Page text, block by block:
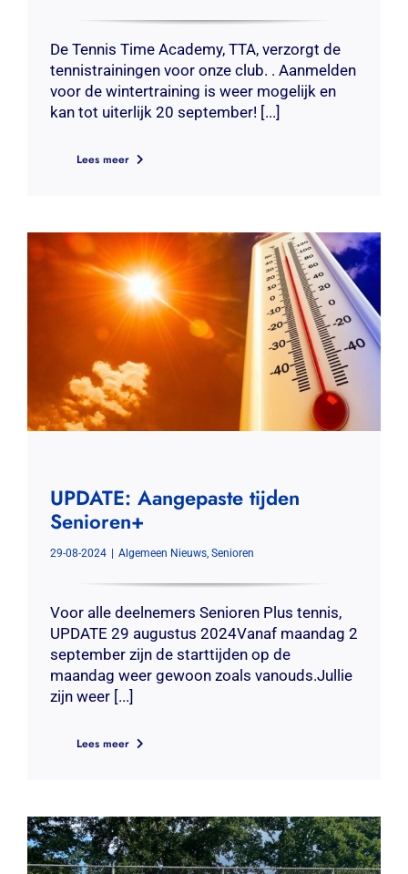
De Tennis Time Academy, TTA, verzorgt de
tennistrainingen voor onze club. . Aanmelden
voor de wintertraining is weer mogelijk en
kan tot uiterlijk 20 september! [...]
Lees meer
UPDATE: Aangepaste tijden
Senioren+
29-08-2024 Algemeen Nieuws, Senioren
Voor alle deelnemers Senioren Plus tennis,
UPDATE 29 augustus 2024Vanaf maandag 2
september zijn de starttijden op de
maandag weer gewoon zoals vanouds.Jullie
zijn weer [...]
Lees meer